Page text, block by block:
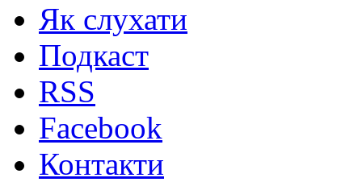
Як слухати
Подкаст
RSS
Facebook
Контакти